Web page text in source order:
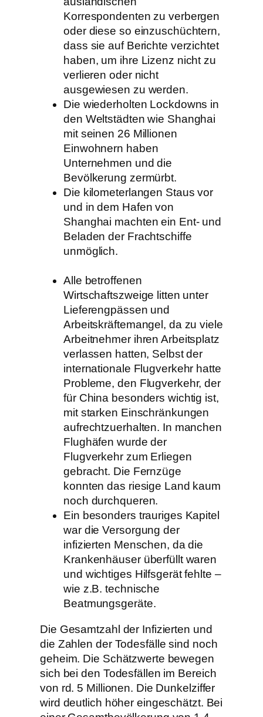
Korrespondenten zu verbergen
oder diese so einzuschüchtern,
dass sie auf Berichte verzichtet
haben, um ihre Lizenz nicht zu
verlieren oder nicht
ausgewiesen zu werden.
Die wiederholten Lockdowns in
den Weltstädten wie Shanghai
mit seinen 26 Millionen
Einwohnern haben
Unternehmen und die
Bevölkerung zermürbt.
Die kilometerlangen Staus vor
und in dem Hafen von
Shanghai machten ein Ent- und
Beladen der Frachtschiffe
unmöglich.
Alle betroffenen
Wirtschaftszweige litten unter
Lieferengpässen und
Arbeitskräftemangel, da zu viele
Arbeitnehmer ihren Arbeitsplatz
verlassen hatten, Selbst der
internationale Flugverkehr hatte
Probleme, den Flugverkehr, der
für China besonders wichtig ist,
mit starken Einschränkungen
aufrechtzuerhalten. In manchen
Flughäfen wurde der
Flugverkehr zum Erliegen
gebracht. Die Fernzüge
konnten das riesige Land kaum
noch durchqueren.
Ein besonders trauriges Kapitel
war die Versorgung der
infizierten Menschen, da die
Krankenhäuser überfüllt waren
und wichtiges Hilfsgerät fehlte –
wie z.B. technische
Beatmungsgeräte.
Die Gesamtzahl der Infizierten und
die Zahlen der Todesfälle sind noch
geheim. Die Schätzwerte bewegen
sich bei den Todesfällen im Bereich
von rd. 5 Millionen. Die Dunkelziffer
wird deutlich höher eingeschätzt. Bei